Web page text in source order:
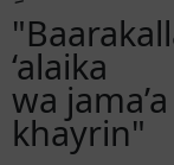
KOPONG
Selamat
kakek
‘alaika
wa
khayrin"